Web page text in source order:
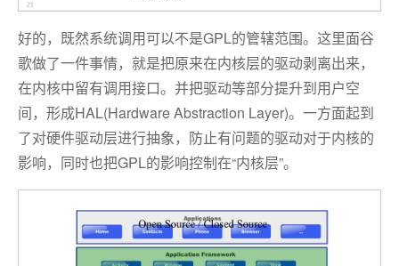
好的，既然系统调用可以不是GPL的管辖范围。这里面谷
歌做了一件事情，就是把原来在内核层的驱动剥离出来，
在内核中留有调用接口。并把驱动等部分提升到用户空
间，形成HAL(Hardware Abstraction Layer)。一方面起到
了对硬件驱动层进行抽象，防止有问题的驱动对于内核的
影响，同时也把GPL的影响控制在“内核层”。